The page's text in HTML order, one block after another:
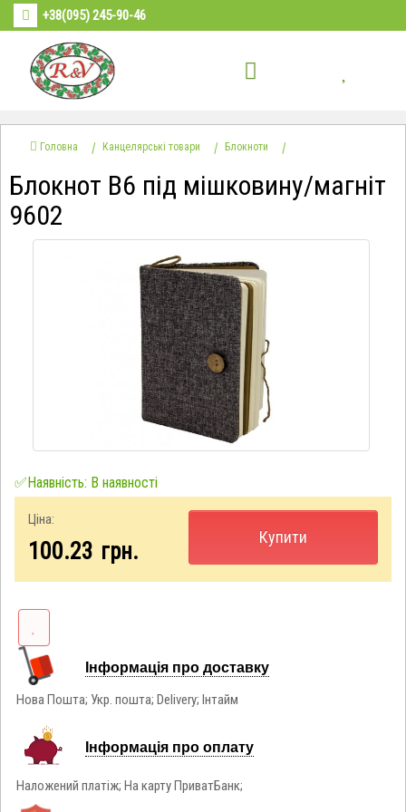
+38(095) 245-90-46
Головна Канцелярські товари Блокноти
Блокнот В6 під мішковину/магніт
9602
✅Наявність: В наявності
Ціна:
100.23 грн.
Купити
Інформація про доставку
Нова Пошта; Укр. пошта; Delivery; Інтайм
Інформація про оплату
Наложений платіж; На карту ПриватБанк;